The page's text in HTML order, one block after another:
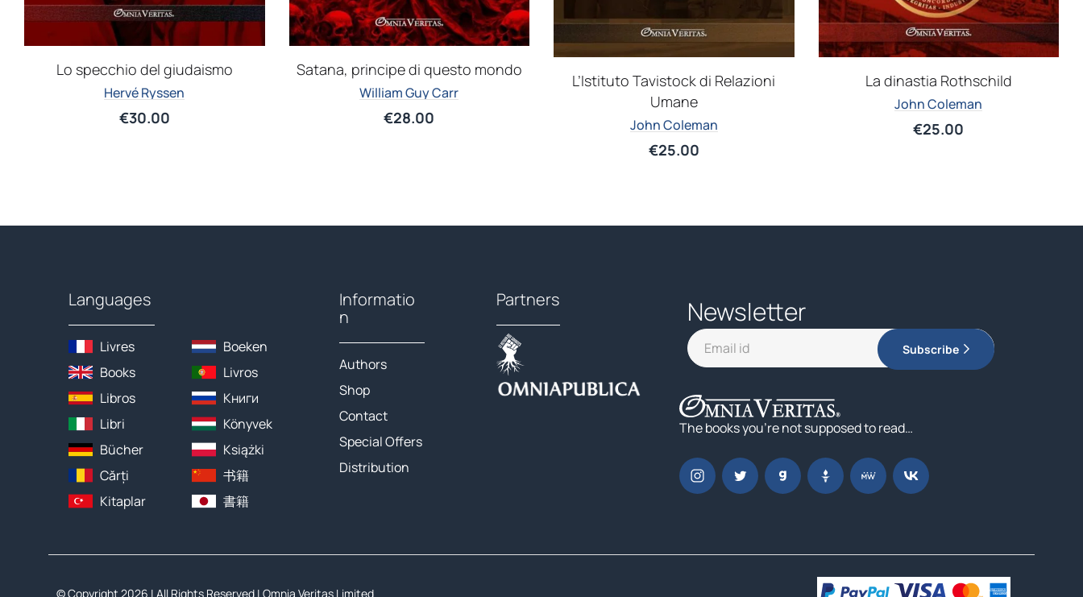
Lo specchio del giudaismo
Hervé Ryssen
€30.00
Satana, principe di questo mondo
William Guy Carr
€28.00
L’Istituto Tavistock di Relazioni
Umane
John Coleman
€25.00
La dinastia Rothschild
John Coleman
€25.00
Languages
Livres
Books
Libros
Libri
Bücher
Cărți
Kitaplar
Boeken
Livros
Книги
Könyvek
Książki
书籍
書籍
Informatio
n
Authors
Shop
Contact
Special Offers
Distribution
Partners Newsletter
Subscribe
The books you’re not supposed to read…
© Copyright 2026 | All Rights Reserved | Omnia Veritas Limited